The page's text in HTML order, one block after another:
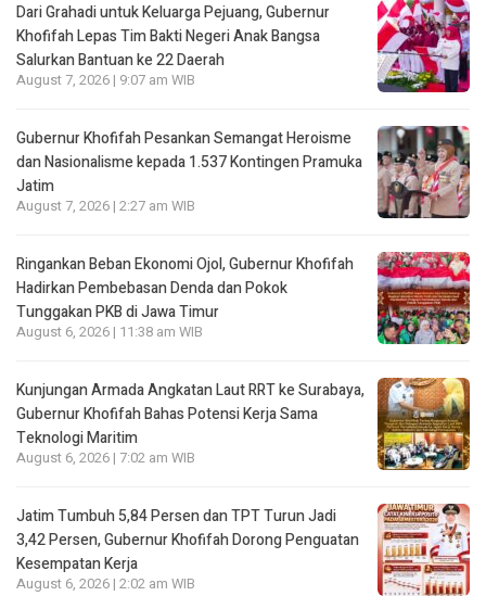
Dari Grahadi untuk Keluarga Pejuang, Gubernur
Khofifah Lepas Tim Bakti Negeri Anak Bangsa
Salurkan Bantuan ke 22 Daerah
August 7, 2026 | 9:07 am WIB
Gubernur Khofifah Pesankan Semangat Heroisme
dan Nasionalisme kepada 1.537 Kontingen Pramuka
Jatim
August 7, 2026 | 2:27 am WIB
Ringankan Beban Ekonomi Ojol, Gubernur Khofifah
Hadirkan Pembebasan Denda dan Pokok
Tunggakan PKB di Jawa Timur
August 6, 2026 | 11:38 am WIB
Kunjungan Armada Angkatan Laut RRT ke Surabaya,
Gubernur Khofifah Bahas Potensi Kerja Sama
Teknologi Maritim
August 6, 2026 | 7:02 am WIB
Jatim Tumbuh 5,84 Persen dan TPT Turun Jadi
3,42 Persen, Gubernur Khofifah Dorong Penguatan
Kesempatan Kerja
August 6, 2026 | 2:02 am WIB